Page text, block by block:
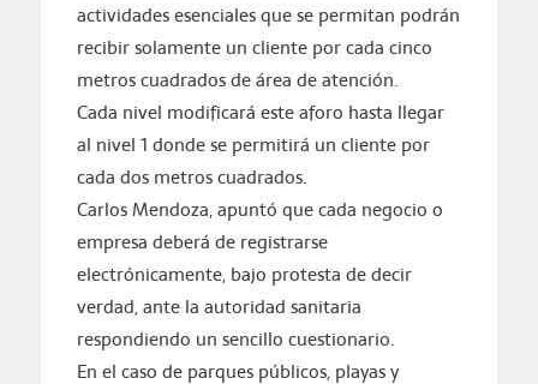
actividades esenciales que se permitan podrán
recibir solamente un cliente por cada cinco
metros cuadrados de área de atención.
Cada nivel modificará este aforo hasta llegar
al nivel 1 donde se permitirá un cliente por
cada dos metros cuadrados.
Carlos Mendoza, apuntó que cada negocio o
empresa deberá de registrarse
electrónicamente, bajo protesta de decir
verdad, ante la autoridad sanitaria
respondiendo un sencillo cuestionario.
En el caso de parques públicos, playas y